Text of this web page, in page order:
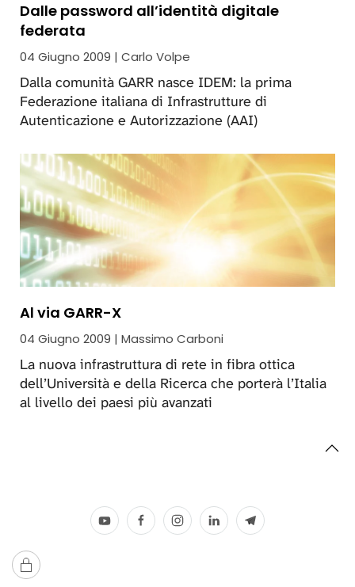
Dalle password all’identità digitale
federata
04 Giugno 2009 | Carlo Volpe
Dalla comunità GARR nasce IDEM: la prima
Federazione italiana di Infrastrutture di
Autenticazione e Autorizzazione (AAI)
Al via GARR-X
04 Giugno 2009 | Massimo Carboni
La nuova infrastruttura di rete in fibra ottica
dell’Università e della Ricerca che porterà l’Italia
al livello dei paesi più avanzati